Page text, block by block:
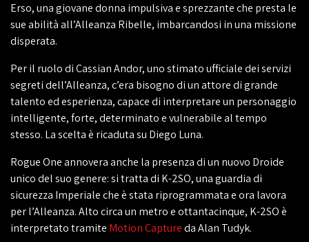
Erso, una giovane donna impulsiva e sprezzante che presta le
sue abilità all’Alleanza Ribelle, imbarcandosi in una missione
disperata.
Per il ruolo di Cassian Andor, uno stimato ufficiale dei servizi
segreti dell’Alleanza, c’era bisogno di un attore di grande
talento ed esperienza, capace di interpretare un personaggio
intelligente, forte, determinato e vulnerabile al tempo
stesso. La scelta è ricaduta su Diego Luna.
Rogue One annovera anche la presenza di un nuovo Droide
unico del suo genere: si tratta di K-2SO, una guardia di
sicurezza Imperiale che è stata riprogrammata e ora lavora
per l’Alleanza. Alto circa un metro e ottantacinque, K-2SO è
interpretato tramite Motion Captureda Alan Tudyk.